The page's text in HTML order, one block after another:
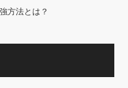
方法とは？